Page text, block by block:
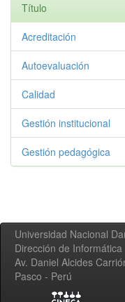
Título
Acreditación
Autoevaluación
Calidad
Gestión institucional
Gestión pedagógica
Universidad Nacional
Dirección de Informática
Av. Daniel Alcides
Pasco - Perú